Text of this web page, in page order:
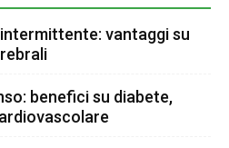
vantaggi su
benefici su diabete,